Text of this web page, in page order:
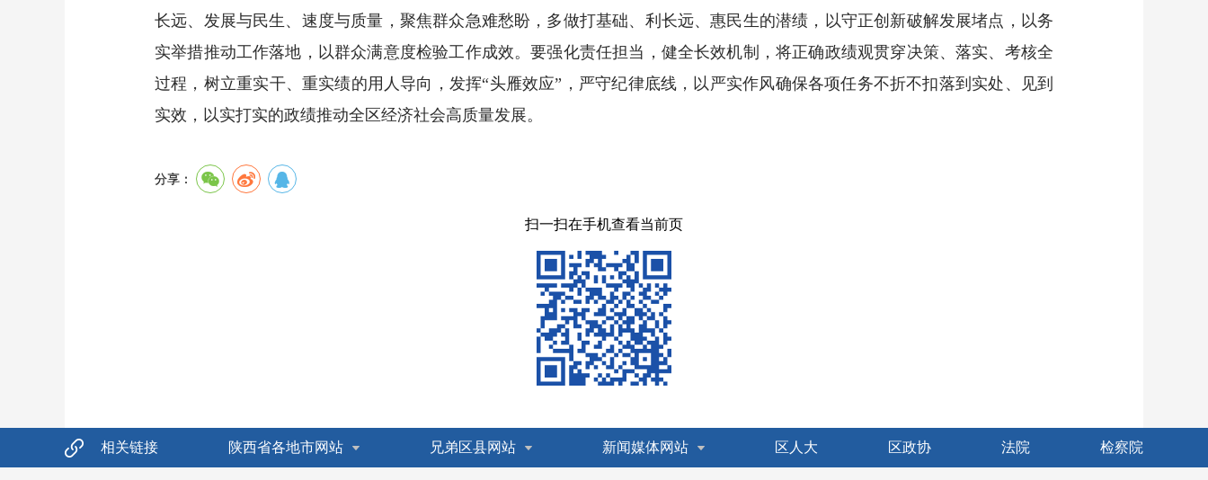
长远、发展与民生、速度与质量，聚焦群众急难愁盼，多做打基础、利长远、惠民生的潜绩，以守正创新破解发展堵点，以务
实举措推动工作落地，以群众满意度检验工作成效。要强化责任担当，健全长效机制，将正确政绩观贯穿决策、落实、考核全
过程，树立重实干、重实绩的用人导向，发挥“头雁效应”，严守纪律底线，以严实作风确保各项任务不折不扣落到实处、见到
实效，以实打实的政绩推动全区经济社会高质量发展。
分享：
扫一扫在手机查看当前页
相关链接 陕西省各地市网站 兄弟区县网站 新闻媒体网站 区人大 区政协 法院 检察院